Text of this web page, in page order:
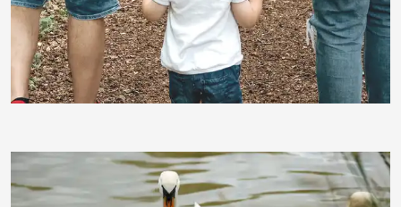
forget-me-not